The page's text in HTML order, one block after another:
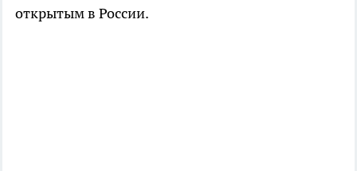
открытым в России.